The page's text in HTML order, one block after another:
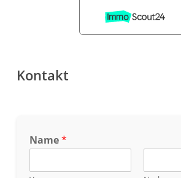
Kontakt
Name*